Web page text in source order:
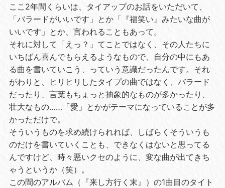
ここ2年間くらいは、タイアップのお話をいただいて、
「バラードがいいです」とか「『福笑い』みたいな曲が
いいです」とか、言われることもあって。
それに対して「えっ？」てことではなく、その人たちに
いちばん喜んでもらえるようなもので、自分の中にもあ
る曲を書いていこう、っていう意識だったんです。それ
がわりと、ヒリヒリしたタイプの曲ではなく、バラード
だったり、言葉もちょっと抽象的なものが多かったり、
壮大なもの……「愛」とかがテーマになっていることが多
かっただけで。
そういうものを求め続けられれば、しばらくそういうも
のだけを書いていくことも、できなくはないと思ってる
んですけど、時々悪いクセのように、変な曲が出てきち
ゃうというか（笑）。
この間のアルバム（『来し方行く末』）の1曲目のタイト